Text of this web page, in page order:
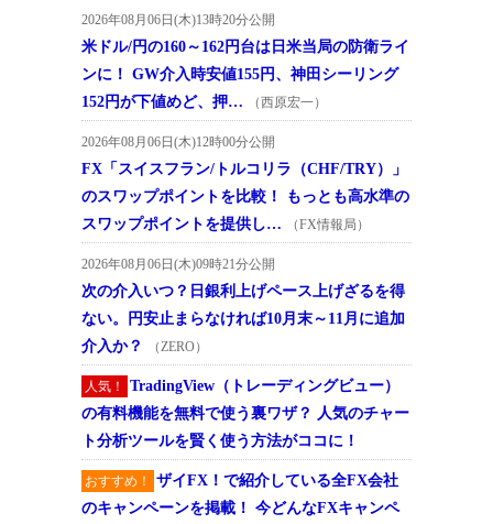
2026年08月06日(木)13時20分公開
米ドル/円の160～162円台は日米当局の防衛ライ
ンに！ GW介入時安値155円、神田シーリング
152円が下値めど、押…
（西原宏一）
2026年08月06日(木)12時00分公開
FX「スイスフラン/トルコリラ（CHF/TRY）」
のスワップポイントを比較！ もっとも高水準の
スワップポイントを提供し…
（FX情報局）
2026年08月06日(木)09時21分公開
次の介入いつ？日銀利上げペース上げざるを得
ない。円安止まらなければ10月末～11月に追加
介入か？
（ZERO）
人気！
TradingView（トレーディングビュー）
の有料機能を無料で使う裏ワザ？ 人気のチャー
ト分析ツールを賢く使う方法がココに！
おすすめ！
ザイFX！で紹介している全FX会社
のキャンペーンを掲載！ 今どんなFXキャンペ